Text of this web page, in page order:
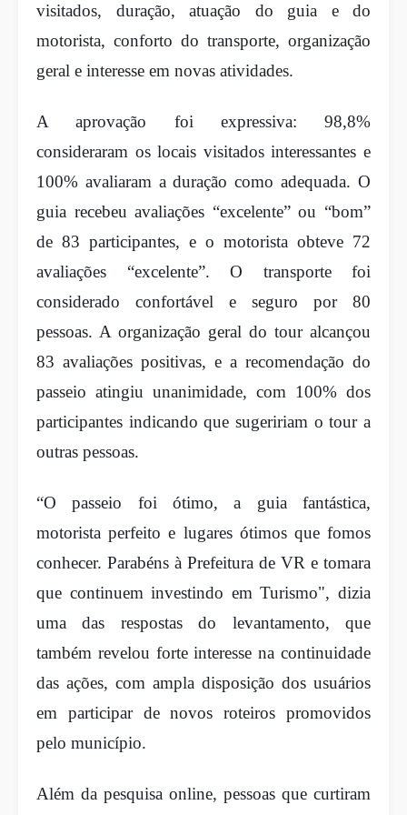
visitados, duração, atuação do guia e do
motorista, conforto do transporte, organização
geral e interesse em novas atividades.
A aprovação foi expressiva: 98,8%
consideraram os locais visitados interessantes e
100% avaliaram a duração como adequada. O
guia recebeu avaliações “excelente” ou “bom”
de 83 participantes, e o motorista obteve 72
avaliações “excelente”. O transporte foi
considerado confortável e seguro por 80
pessoas. A organização geral do tour alcançou
83 avaliações positivas, e a recomendação do
passeio atingiu unanimidade, com 100% dos
participantes indicando que sugeririam o tour a
outras pessoas.
“O passeio foi ótimo, a guia fantástica,
motorista perfeito e lugares ótimos que fomos
conhecer. Parabéns à Prefeitura de VR e tomara
que continuem investindo em Turismo", dizia
uma das respostas do levantamento, que
também revelou forte interesse na continuidade
das ações, com ampla disposição dos usuários
em participar de novos roteiros promovidos
pelo município.
Além da pesquisa online, pessoas que curtiram